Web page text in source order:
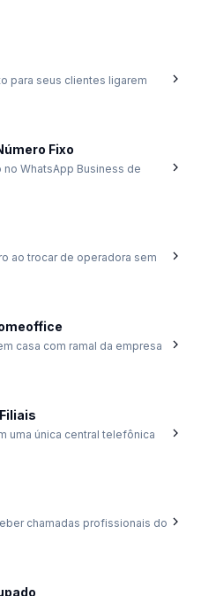
para seus clientes ligarem
Fixo
WhatsApp Business de
ao trocar de operadora sem
casa com ramal da empresa
uma única central telefônica
chamadas profissionais do